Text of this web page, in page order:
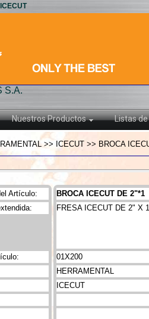
S.A.
Nuestros Productos Listas
>> ICECUT >> BROCA
Artículo: BROCA ICECUT DE 2"*1
01X200
HERRAMENTAL
ICECUT
FRESA ICECUT DE 2" X 1